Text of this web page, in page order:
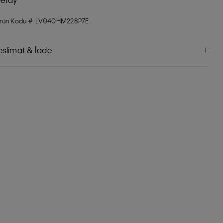
Kodu #: LV040HM228P7E
& İade